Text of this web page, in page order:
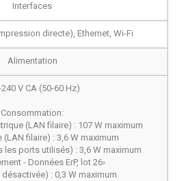
Interfaces
directe), Ethernet, Wi-Fi
Alimentation
V CA (50-60 Hz)
Consommation:
(LAN filaire) : 107 W maximum
(LAN filaire) : 3,6 W maximum
les ports utilisés) : 3,6 W maximum
- Données ErP, lot 26›
: 0,3 W maximum